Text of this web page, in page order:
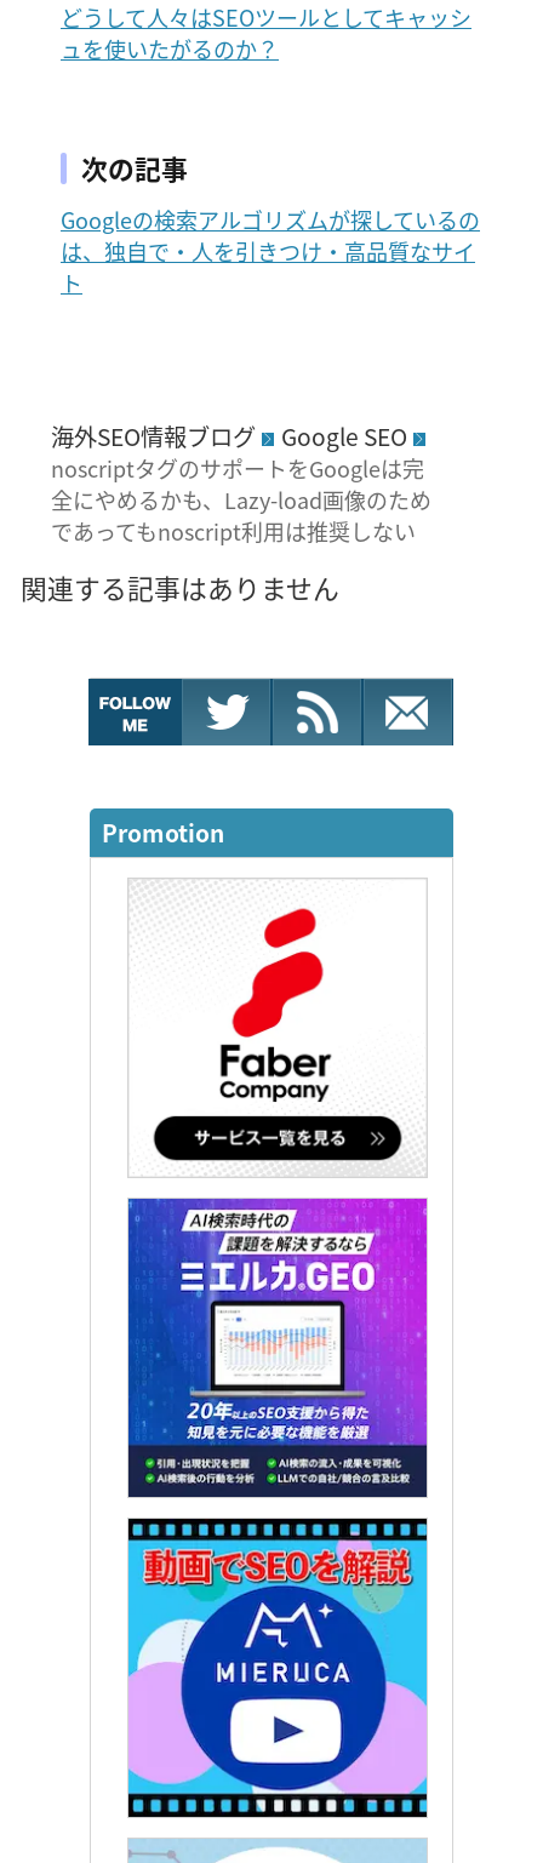
どうして人々はSEOツールとしてキャッシ
ュを使いたがるのか？
次の記事
Googleの検索アルゴリズムが探しているの
は、独自で・人を引きつけ・高品質なサイ
ト
海外SEO情報ブログ Google SEO
noscriptタグのサポートをGoogleは完
全にやめるかも、Lazy-load画像のため
であってもnoscript利用は推奨しない
関連する記事はありません
Promotion